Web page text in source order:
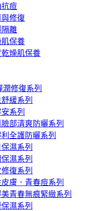
痘
與修復
隔離
保養
燥肌保養
潤修復系列
緩系列
系列
部清爽防曬系列
全護防曬系列
濕系列
濕系列
復系列
膚．青春痘系列
青春無痕緊緻系列
濕系列